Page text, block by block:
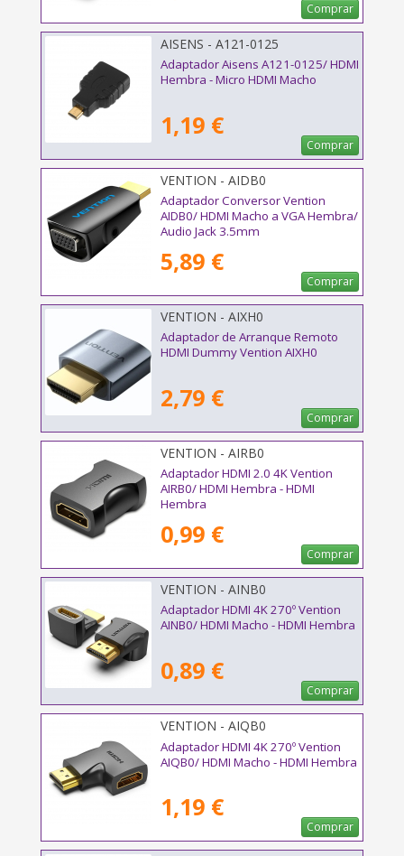
Comprar
AISENS - A121-0125
Adaptador Aisens A121-0125/ HDMI
Hembra - Micro HDMI Macho
1,19 €
Comprar
VENTION - AIDB0
Adaptador Conversor Vention
AIDB0/ HDMI Macho a VGA Hembra/
Audio Jack 3.5mm
5,89 €
Comprar
VENTION - AIXH0
Adaptador de Arranque Remoto
HDMI Dummy Vention AIXH0
2,79 €
Comprar
VENTION - AIRB0
Adaptador HDMI 2.0 4K Vention
AIRB0/ HDMI Hembra - HDMI
Hembra
0,99 €
Comprar
VENTION - AINB0
Adaptador HDMI 4K 270º Vention
AINB0/ HDMI Macho - HDMI Hembra
0,89 €
Comprar
VENTION - AIQB0
Adaptador HDMI 4K 270º Vention
AIQB0/ HDMI Macho - HDMI Hembra
1,19 €
Comprar